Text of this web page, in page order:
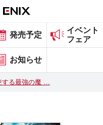
ニュー
発売予定
イベント
フェア
お知らせ
する最強の魔 …